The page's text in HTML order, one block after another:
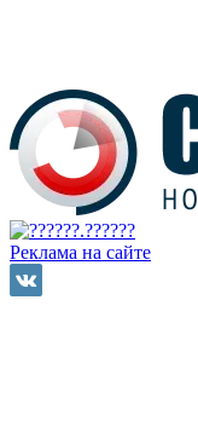
Реклама на сайте